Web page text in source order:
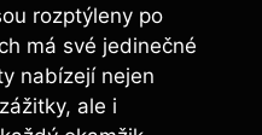
rozptýleny po
má své jedinečné
nabízejí nejen
ale ⁣i